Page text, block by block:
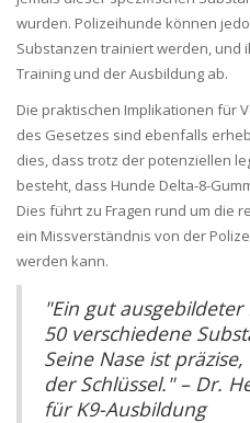
wurden. Polizeihunde können
Substanzen trainiert werden, und
Training und der Ausbildung ab.
Die praktischen Implikationen für
des Gesetzes sind ebenfalls
dies, dass trotz der potenziellen
besteht, dass Hunde Delta-8-
Dies führt zu Fragen rund um die
ein Missverständnis von der
werden kann.
"Ein gut
50 verschiedene
Seine Nase ist
der Schlüssel." – Dr.
für K9-Ausbildung